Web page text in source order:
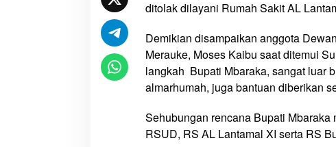
D
p
s
i
s
i
ditolak dilayani Rumah Sakit AL
Demikian disampaikan anggota
Merauke, Moses Kaibu saat ditemui
langkah Bupati Mbaraka, sangat luar
almarhumah, juga bantuan diberikan
Sehubungan rencana Bupati
RSUD, RS AL Lantamal XI serta RS